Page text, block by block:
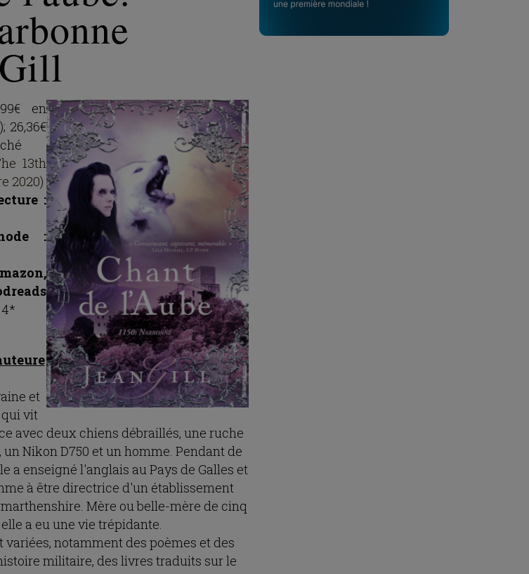
en
26,36€
13th
2020)
:
:
4*
et
vit
avec deux chiens débraillés, une ruche
Nikon D750 et un homme. Pendant de
a enseigné l'anglais au Pays de Galles et
à être directrice d'un établissement
Mère ou belle-mère de cinq
a eu une vie trépidante.
variées, notamment des poèmes et des
militaire, des livres traduits sur le